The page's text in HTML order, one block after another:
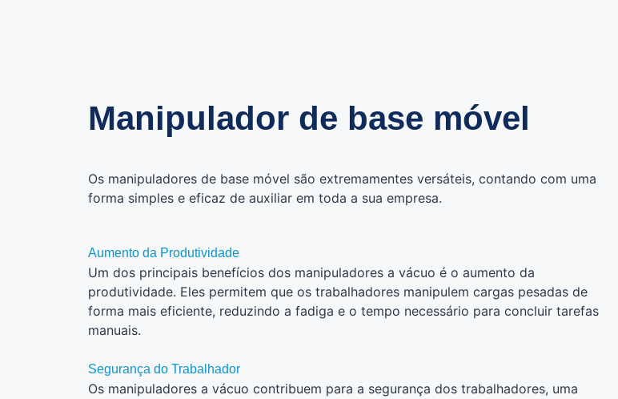
Manipulador de base móvel
Os manipuladores de base móvel são extremamentes versáteis, contando com uma
forma simples e eficaz de auxiliar em toda a sua empresa.
Aumento da Produtividade
Um dos principais benefícios dos manipuladores a vácuo é o aumento da
produtividade. Eles permitem que os trabalhadores manipulem cargas pesadas de
forma mais eficiente, reduzindo a fadiga e o tempo necessário para concluir tarefas
manuais.
Segurança do Trabalhador
Os manipuladores a vácuo contribuem para a segurança dos trabalhadores, uma